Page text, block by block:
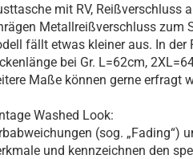
mit RV, Reißverschluss
Metallreißverschluss zum
fällt etwas kleiner aus. In der
bei Gr. L=62cm,
Maße können gerne erfragt
Washed Look:
(sog. „Fading“)
und kennzeichnen den